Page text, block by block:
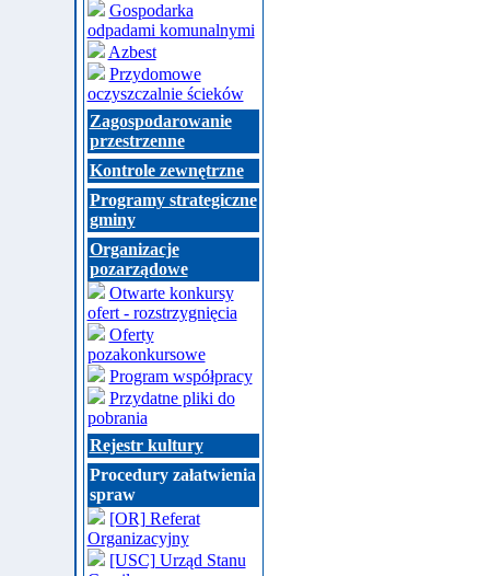
Gospodarka
odpadami komunalnymi
Azbest
Przydomowe
oczyszczalnie ścieków
Zagospodarowanie
przestrzenne
Kontrole zewnętrzne
Programy strategiczne
gminy
Organizacje
pozarządowe
Otwarte konkursy
ofert - rozstrzygnięcia
Oferty
pozakonkursowe
Program współpracy
Przydatne pliki do
pobrania
Rejestr kultury
Procedury załatwienia
spraw
[OR] Referat
Organizacyjny
[USC] Urząd Stanu